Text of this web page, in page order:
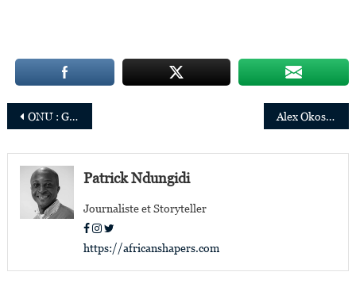
Navigation
de
l’article
ONU : Gerardine Mukeshimana nommée vice-présidente du FIDA Alex Okosi nommé Directeur général de Google Afrique
Patrick Ndungidi
Journaliste et Storyteller
https://africanshapers.com